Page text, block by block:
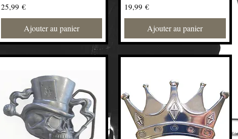
Prix
25,99 €
Ajouter au panier
Prix
19,99 €
Ajouter au panier